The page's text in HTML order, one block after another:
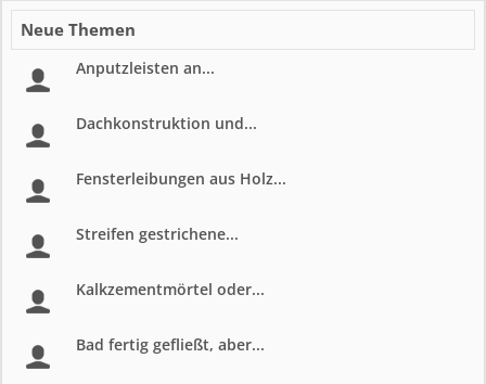
Neue Themen
Anputzleisten an...
Dachkonstruktion und...
Fensterleibungen aus Holz...
Streifen gestrichene...
Kalkzementmörtel oder...
Bad fertig gefließt, aber...